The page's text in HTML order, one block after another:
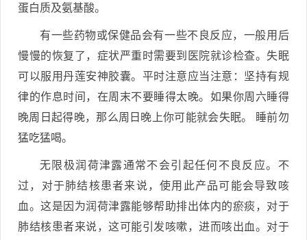
蛋白质及氨基酸。
有一些药物或保健品会有一些不良反应，一般用后
慢慢的恢复了，症状严重时需要到医院就诊检查。失眠
可以服用丹莲安神胶囊。平时注意应当注意：坚持有规
律的作息时间，在周末不要睡得太晚。如果你周六睡得
晚周日起得晚，那么周日晚上你可能就会失眠。 睡前勿
猛吃猛喝。
无限极润荷津露通常不会引起任何不良反应。不
过，对于肺结核患者来说，使用此产品可能会导致咳
血。这是因为润荷津露能够帮助排出体内的瘀痰，对于
肺结核患者来说，这可能引发咳嗽，进而咳出血。对于